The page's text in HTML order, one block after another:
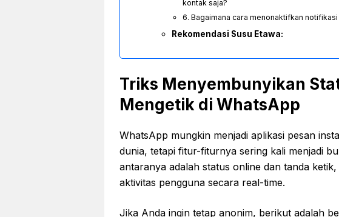
kontak saja?
6. Bagaimana cara menonaktifkan
Rekomendasi Susu Etawa:
Triks Menyembunyikan
Mengetik di WhatsApp
WhatsApp mungkin menjadi aplikasi pesan
dunia, tetapi fitur-fiturnya sering kali menjadi
antaranya adalah status online dan tanda
aktivitas pengguna secara real-time.
Jika Anda ingin tetap anonim, berikut adalah